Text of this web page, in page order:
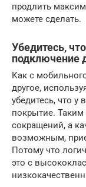
продлить
можете сделать.
Убедитесь,
подключение
Как с
другое,
убедитесь, что
покрытие. Таким
сокращений, а
возможным,
Потому что
это с